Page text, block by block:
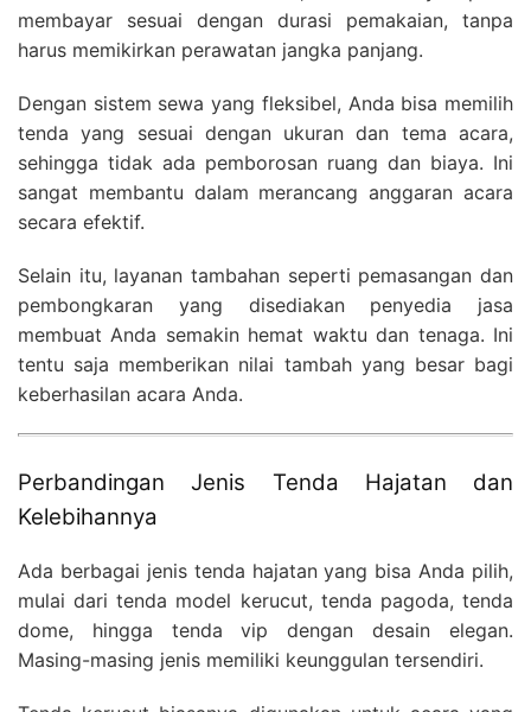
membayar sesuai dengan durasi pemakaian, tanpa
harus memikirkan perawatan jangka panjang.
Dengan sistem sewa yang fleksibel, Anda bisa memilih
tenda yang sesuai dengan ukuran dan tema acara,
sehingga tidak ada pemborosan ruang dan biaya. Ini
sangat membantu dalam merancang anggaran acara
secara efektif.
Selain itu, layanan tambahan seperti pemasangan dan
pembongkaran yang disediakan penyedia jasa
membuat Anda semakin hemat waktu dan tenaga. Ini
tentu saja memberikan nilai tambah yang besar bagi
keberhasilan acara Anda.
Perbandingan Jenis Tenda Hajatan dan
Kelebihannya
Ada berbagai jenis tenda hajatan yang bisa Anda pilih,
mulai dari tenda model kerucut, tenda pagoda, tenda
dome, hingga tenda vip dengan desain elegan.
Masing-masing jenis memiliki keunggulan tersendiri.